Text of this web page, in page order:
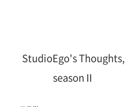
StudioEgo's Thoughts,
seasonⅡ